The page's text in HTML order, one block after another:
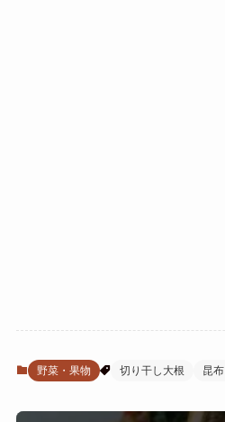
野菜・果物 切り干し大根 昆布